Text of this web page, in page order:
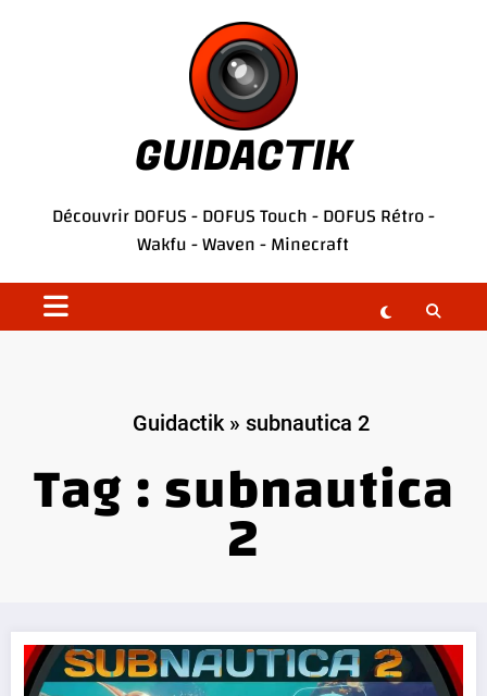
GUIDACTIK
DécouvrirDOFUS-DOFUS Touch-DOFUS Rétro-
Wakfu-Waven-Minecraft
Guidactik» subnautica 2
Tag : subnautica
2